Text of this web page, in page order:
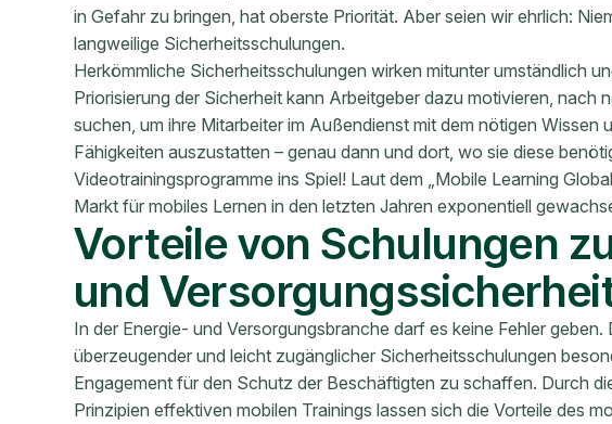
in Gefahr zu bringen, hat oberste Priorität. Aber seien wir ehrlich:
langweilige Sicherheitsschulungen.
Herkömmliche Sicherheitsschulungen wirken mitunter umständlich
Priorisierung der Sicherheit kann Arbeitgeber dazu motivieren, nach
suchen, um ihre Mitarbeiter im Außendienst mit dem nötigen Wissen
Fähigkeiten auszustatten – genau dann und dort, wo sie diese
Videotrainingsprogramme ins Spiel! Laut dem „Mobile Learning
Markt für mobiles Lernen in den letzten Jahren exponentiell
Vorteile von Schulungen
und
In der Energie- und Versorgungsbranche darf es keine Fehler geben.
überzeugender und leicht zugänglicher Sicherheitsschulungen
Engagement für den Schutz der Beschäftigten zu schaffen. Durch
Prinzipien effektiven mobilen Trainings lassen sich die Vorteile des